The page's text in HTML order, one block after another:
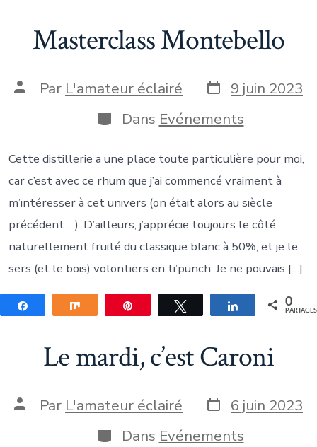
Masterclass Montebello
Auteur
Par L'amateur éclairé Date
de
publication
9 juin 2023
Catégories
Dans Evénements
Cette distillerie a une place toute particulière pour moi,
car c’est avec ce rhum que j’ai commencé vraiment à
m’intéresser à cet univers (on était alors au siècle
précédent …). D’ailleurs, j’apprécie toujours le côté
naturellement fruité du classique blanc à 50%, et je le
sers (et le bois) volontiers en ti’punch. Je ne pouvais […]
Partagez Partagez Tweetez Partagez 0
PARTAGES
Le mardi, c’est Caroni
Auteur
Par L'amateur éclairé Date
de
publication
6 juin 2023
Catégories
Dans Evénements